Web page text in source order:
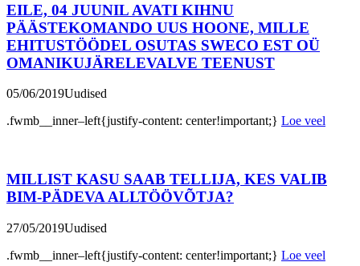
EILE, 04 JUUNIL AVATI KIHNU
PÄÄSTEKOMANDO UUS HOONE, MILLE
EHITUSTÖÖDEL OSUTAS SWECO EST OÜ
OMANIKUJÄRELEVALVE TEENUST
05/06/2019Uudised
.fwmb__inner–left{justify-content: center!important;} Loe veel
MILLIST KASU SAAB TELLIJA, KES VALIB
BIM-PÄDEVA ALLTÖÖVÕTJA?
27/05/2019Uudised
.fwmb__inner–left{justify-content: center!important;} Loe veel